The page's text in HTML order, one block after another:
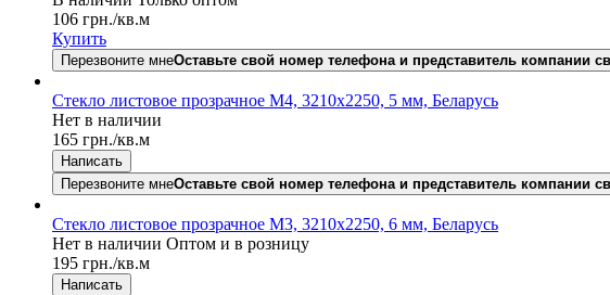
106 грн./кв.м
Купить
Перезвоните мнеОставьте свой номер телефона и представитель компании
Стекло листовое прозрачное М4, 3210х2250, 5 мм, Беларусь
Нет в наличии
165 грн./кв.м
Написать
Перезвоните мнеОставьте свой номер телефона и представитель компании
Стекло листовое прозрачное М3, 3210х2250, 6 мм, Беларусь
Нет в наличии Оптом и в розницу
195 грн./кв.м
Написать